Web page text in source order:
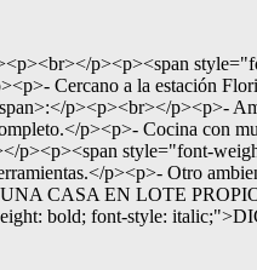
p><p><span
Cercano a la estación
p><p><br></p><p>-
p><p>- Cocina con
style="font-
p><p>- Otro
CASA EN LOTE
bold; font-style: